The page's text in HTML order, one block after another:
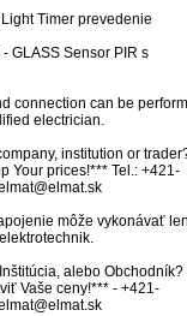
Timer prevedenie
GLASS Sensor PIR s
connection can be
electrician.
institution or
Your prices!*** Tel.: +421-
môže vykonávať
alebo Obchodník?
Vaše ceny!*** - +421-